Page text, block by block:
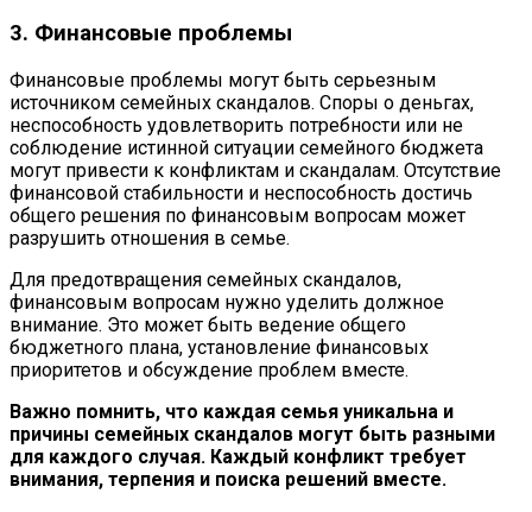
3. Финансовые проблемы
Финансовые проблемы могут быть серьезным
источником семейных скандалов. Споры о деньгах,
неспособность удовлетворить потребности или не
соблюдение истинной ситуации семейного бюджета
могут привести к конфликтам и скандалам. Отсутствие
финансовой стабильности и неспособность достичь
общего решения по финансовым вопросам может
разрушить отношения в семье.
Для предотвращения семейных скандалов,
финансовым вопросам нужно уделить должное
внимание. Это может быть ведение общего
бюджетного плана, установление финансовых
приоритетов и обсуждение проблем вместе.
Важно помнить, что каждая семья уникальна и
причины семейных скандалов могут быть разными
для каждого случая. Каждый конфликт требует
внимания, терпения и поиска решений вместе.